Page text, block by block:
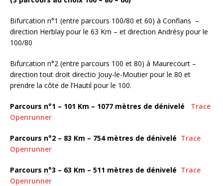
Bifurcation n°1 (entre parcours 100/80 et 60) à Conflans –
direction Herblay pour le 63 Km – et direction Andrésy pour le
100/80
Bifurcation n°2 (entre parcours 100 et 80) à Maurecourt –
direction tout droit directio Jouy-le-Moutier pour le 80 et
prendre la côte de l’Hautil pour le 100.
Parcours n°1 – 101 Km – 1077 mètres de dénivelé Trace
Openrunner
Parcours n°2 – 83 Km – 754 mètres de dénivelé Trace
Openrunner
Parcours n°3 – 63 Km – 511 mètres de dénivelé Trace
Openrunner